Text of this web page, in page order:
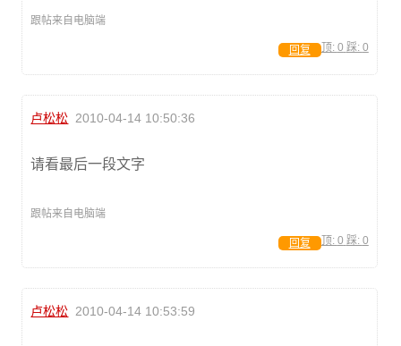
跟帖来自电脑端
顶: 0 踩: 0
回复
卢松松 2010-04-14 10:50:36
请看最后一段文字
跟帖来自电脑端
顶: 0 踩: 0
回复
卢松松 2010-04-14 10:53:59